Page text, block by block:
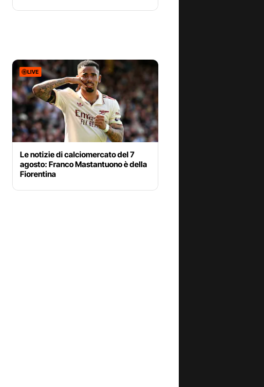
LIVE
Le notizie di calciomercato del 7
agosto: Franco Mastantuono è della
Fiorentina